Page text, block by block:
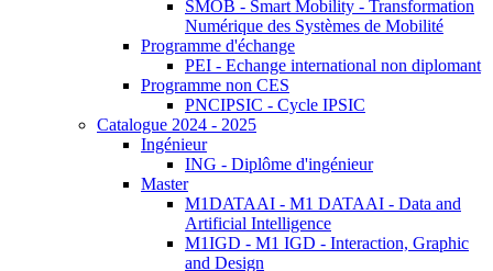
SMOB - Smart Mobility - Transformation
Numérique des Systèmes de Mobilité
Programme d'échange
PEI - Echange international non diplomant
Programme non CES
PNCIPSIC - Cycle IPSIC
Catalogue 2024 - 2025
Ingénieur
ING - Diplôme d'ingénieur
Master
M1DATAAI - M1 DATAAI - Data and
Artificial Intelligence
M1IGD - M1 IGD - Interaction, Graphic
and Design